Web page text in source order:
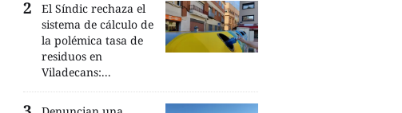
El Síndic rechaza el
sistema de cálculo de
la polémica tasa de
residuos en
Viladecans:...